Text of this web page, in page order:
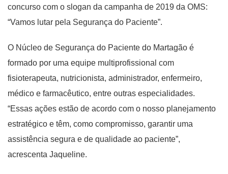
concurso com o slogan da campanha de 2019 da OMS:
“Vamos lutar pela Segurança do Paciente”.
O Núcleo de Segurança do Paciente do Martagão é
formado por uma equipe multiprofissional com
fisioterapeuta, nutricionista, administrador, enfermeiro,
médico e farmacêutico, entre outras especialidades.
“Essas ações estão de acordo com o nosso planejamento
estratégico e têm, como compromisso, garantir uma
assistência segura e de qualidade ao paciente”,
acrescenta Jaqueline.